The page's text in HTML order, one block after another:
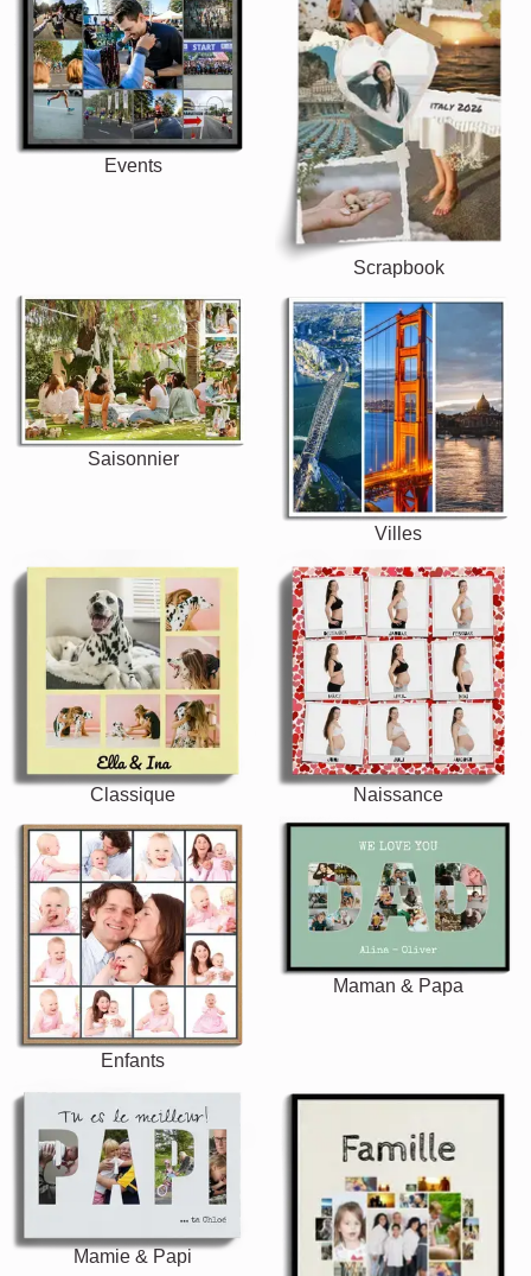
Events
Scrapbook
Saisonnier
Villes
Classique Naissance
Enfants
Maman & Papa
Mamie & Papi